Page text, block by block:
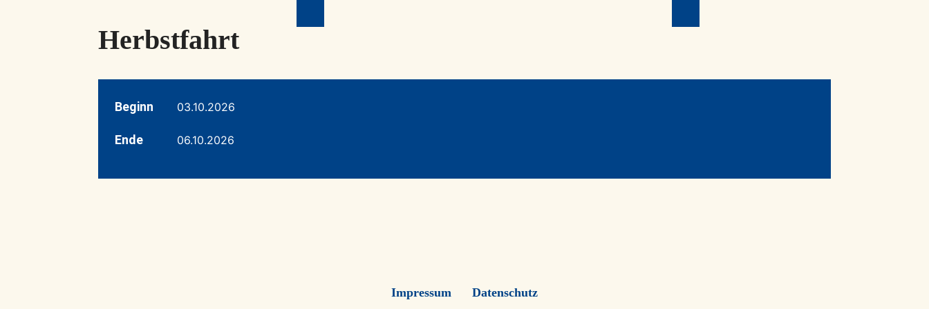
Herbstfahrt
Beginn 03.10.2026
Ende 06.10.2026
Impressum Datenschutz